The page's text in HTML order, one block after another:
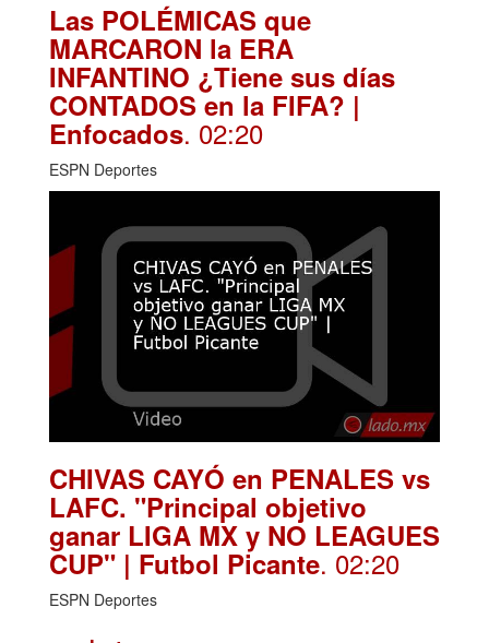
Las POLÉMICAS que
MARCARON la ERA
INFANTINO ¿Tiene sus días
CONTADOS en la FIFA? |
Enfocados. 02:20
ESPN Deportes
CHIVAS CAYÓ en PENALES vs
LAFC. "Principal objetivo
ganar LIGA MX y NO LEAGUES
CUP" | Futbol Picante. 02:20
ESPN Deportes